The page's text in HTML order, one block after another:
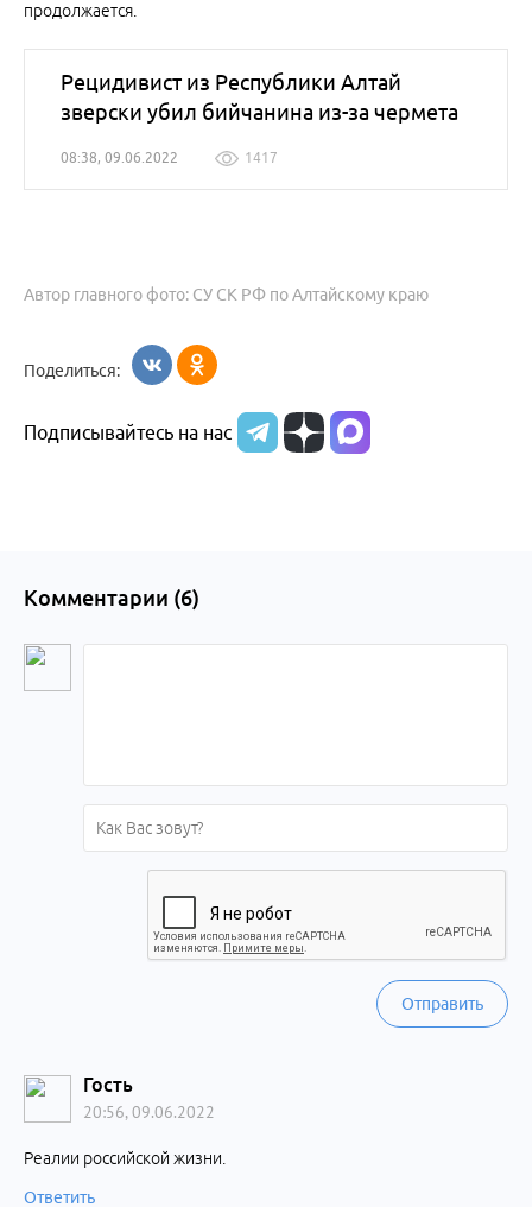
продолжается.
Рецидивист из Республики Алтай
зверски убил бийчанина из-за чермета
08:38, 09.06.2022 1417
Автор главного фото: СУ СК РФ по Алтайскому краю
Поделиться:
Подписывайтесь на нас
Комментарии (6)
Отправить
Гость
20:56, 09.06.2022
Реалии российской жизни.
Ответить